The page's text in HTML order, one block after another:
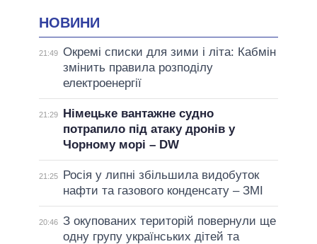
НОВИНИ
21:49 Окремі списки для зими і літа: Кабмін
змінить правила розподілу
електроенергії
21:29
Німецьке вантажне судно
потрапило під атаку дронів у
Чорному морі – DW
21:25
Росія у липні збільшила видобуток
нафти та газового конденсату – ЗМІ
20:46 З окупованих територій повернули ще
одну групу українських дітей та